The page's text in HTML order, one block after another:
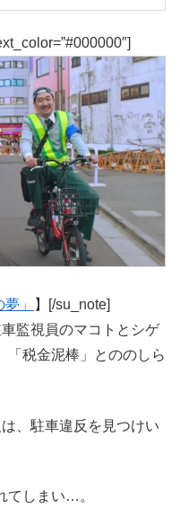
」
】[/su_note]
監視員のマコトとシゲ
「税金泥棒」とののしら
、駐車違反を見つけい
てしまい…。